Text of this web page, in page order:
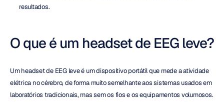
resultados.
O que é um headset de EEG leve?
Um headset de EEG leve é um dispositivo portátil que mede a atividade
elétrica no cérebro, de forma muito semelhante aos sistemas usados em
laboratórios tradicionais, mas sem os fios e os equipamentos volumosos.